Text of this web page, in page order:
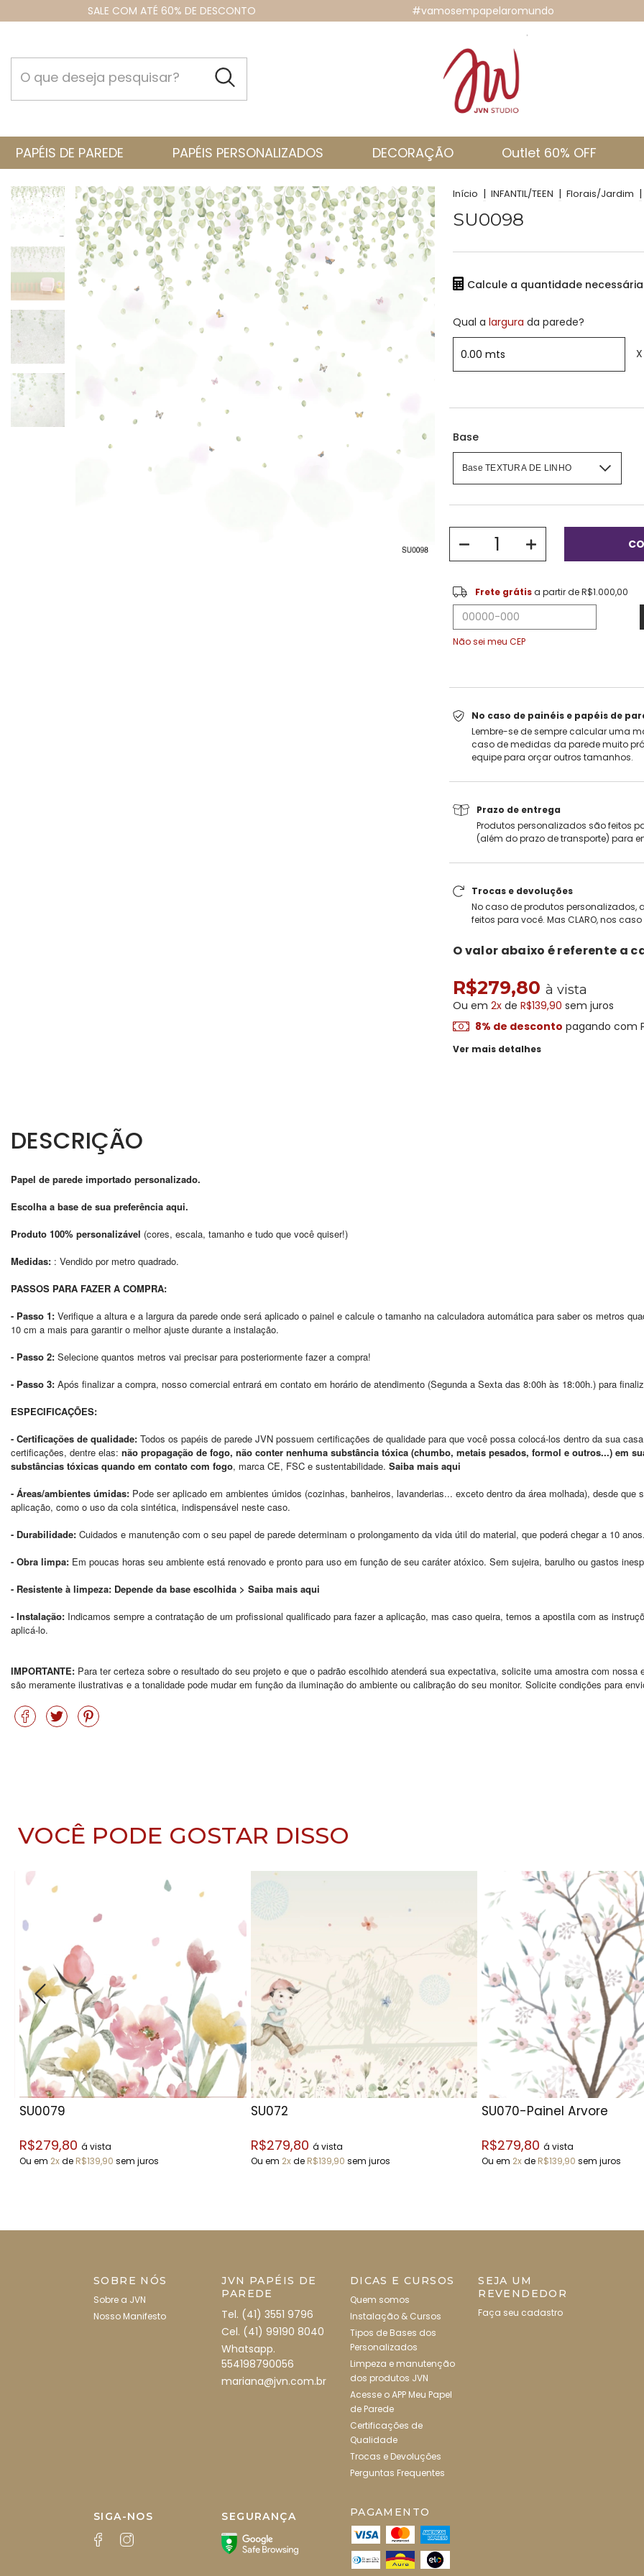
SALE COM ATÉ 60% DE DESCONTO #vamosempapelaromundo
PAPÉIS DE PAREDE PAPÉIS PERSONALIZADOS DECORAÇÃO Outlet 60% OFF
Início | INFANTIL/TEEN | Florais/Jardim |
SU0098
Calcule a quantidade
Qual a largura da parede?
X
Base
Frete grátis
Frete grátisa partir deR$1.000,00
Não sei meu CEP
No caso de painéis e papéis de
Lembre-se de sempre calcular uma
caso de medidas da parede muito
equipe para orçar outros tamanhos.
Prazo de entrega
Produtos personalizados são feitos
(além do prazo de transporte) para
Trocas e devoluções
No caso de produtos personalizados,
feitos para você. Mas CLARO, nos
O valor abaixo é referente a
R$279,80 à vista
Ou em 2x de R$139,90 sem juros
8% de desconto pagando com
Ver mais detalhes
DESCRIÇÃO
Papel de parede importado personalizado.
Escolha a base de sua preferência aqui.
Produto 100% personalizável (cores, escala, tamanho e tudo que você quiser!)
Medidas: : Vendido por metro quadrado.
PASSOS PARA FAZER A COMPRA:
- Passo 1: Verifique a altura e a largura da parede onde será aplicado o painel e calcule o tamanho na calculadora automática para saber os metros
10 cm a mais para garantir o melhor ajuste durante a instalação.
- Passo 2: Selecione quantos metros vai precisar para posteriormente fazer a compra!
- Passo 3: Após finalizar a compra, nosso comercial entrará em contato em horário de atendimento (Segunda a Sexta das 8:00h às 18:00h.) para
ESPECIFICAÇÕES:
- Certificações de qualidade: Todos os papéis de parede JVN possuem certificações de qualidade para que você possa colocá-los dentro da sua
certificações, dentre elas: não propagação de fogo, não conter nenhuma substância tóxica (chumbo, metais pesados, formol e outros...) em
substâncias tóxicas quando em contato com fogo, marca CE, FSC e sustentabilidade. Saiba mais aqui
- Áreas/ambientes úmidas: Pode ser aplicado em ambientes úmidos (cozinhas, banheiros, lavanderias... exceto dentro da área molhada), desde que
aplicação, como o uso da cola sintética, indispensável neste caso.
- Durabilidade: Cuidados e manutenção com o seu papel de parede determinam o prolongamento da vida útil do material, que poderá chegar a 10
- Obra limpa: Em poucas horas seu ambiente está renovado e pronto para uso em função de seu caráter atóxico. Sem sujeira, barulho ou gastos
- Resistente à limpeza: Depende da base escolhida > Saiba mais aqui
- Instalação: Indicamos sempre a contratação de um profissional qualificado para fazer a aplicação, mas caso queira, temos a apostila com as
aplicá-lo.
IMPORTANTE: Para ter certeza sobre o resultado do seu projeto e que o padrão escolhido atenderá sua expectativa, solicite uma amostra com nossa
são meramente ilustrativas e a tonalidade pode mudar em função da iluminação do ambiente ou calibração do seu monitor. Solicite condições para
VOCÊ PODE GOSTAR DISSO
SU0079
R$279,80 á vista
Ou em 2xde R$139,90 sem juros
SU072
R$279,80 á vista
Ou em 2xde R$139,90 sem juros
SU070-Painel Árvore
R$279,80 á vista
Ou em 2xde R$139,90 sem juros
SOBRE NÓS
Sobre a JVN
Nosso Manifesto
JVN PAPÉIS DE
PAREDE
Tel. (41) 3551 9796
Cel. (41) 99190 8040
Whatsapp.
554198790056
mariana@jvn.com.br
DICAS E CURSOS
Quem somos
Instalação & Cursos
Tipos de Bases dos
Personalizados
Limpeza e manutenção
dos produtos JVN
Acesse o APP Meu Papel
de Parede
Certificações de
Qualidade
Trocas e Devoluções
Perguntas Frequentes
SEJA UM
REVENDEDOR
Faça seu cadastro
SIGA-NOS SEGURANÇA PAGAMENTO